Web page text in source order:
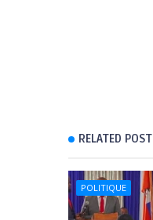
RELATED POST
POLITIQUE